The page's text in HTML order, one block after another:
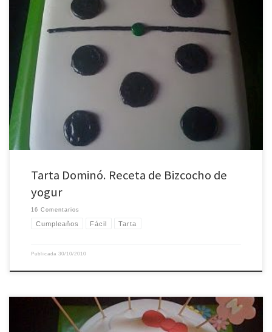
Esta tarta es muy especial para mí por dos motivos muy importantes: El primer
motivo es que se ha hecho para celebrar el 86 cumpleaños de mi abuelo
Pepe, un hombre que a pesar de su edad y sus limitaciones no ha cerrado los
ojos a lo que ocurre en […]
Tarta Dominó. Receta de Bizcocho de
yogur
16 Comentarios
Cumpleaños Fácil Tarta
Publicada 30/10/2010